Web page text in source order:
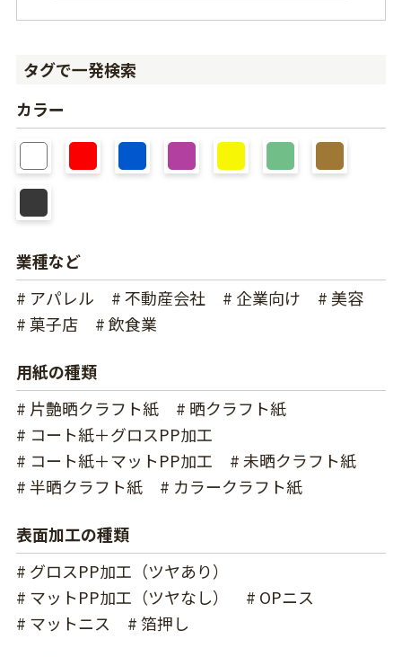
タグで一発検索
カラー
業種など
# アパレル
# 不動産会社 # 企業向け
# 美容
# 菓子店
# 飲食業
用紙の種類
# 片艶晒クラフト紙
# 晒クラフト紙
# コート紙＋グロスPP加工
# コート紙＋マットPP加工
# 未晒クラフト紙
# 半晒クラフト紙
# カラークラフト紙
表面加工の種類
# グロスPP加工（ツヤあり）
# マットPP加工（ツヤなし）
# OPニス
# マットニス
# 箔押し